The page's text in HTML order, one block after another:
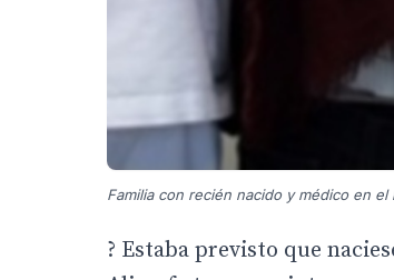
Familia con recién nacido y médico en el
? Estaba previsto que